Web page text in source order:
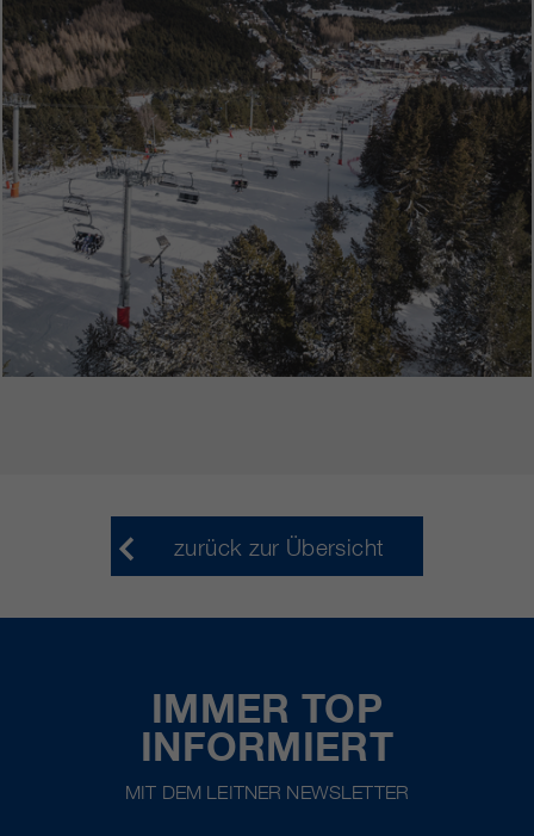
zurück zur Übersicht
IMMER TOP
INFORMIERT
MIT DEM LEITNER NEWSLETTER